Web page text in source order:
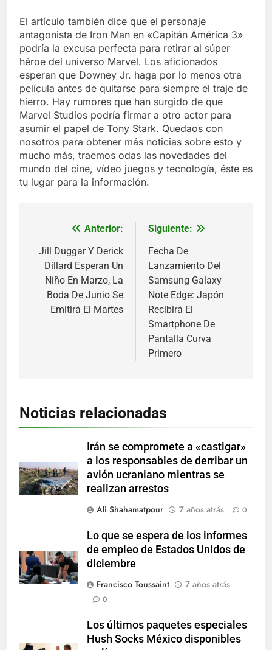
El artículo también dice que el personaje
antagonista de Iron Man en «Capitán América 3»
podría la excusa perfecta para retirar al súper
héroe del universo Marvel. Los aficionados
esperan que Downey Jr. haga por lo menos otra
película antes de quitarse para siempre el traje de
hierro. Hay rumores que han surgido de que
Marvel Studios podría firmar a otro actor para
asumir el papel de Tony Stark. Quedaos con
nosotros para obtener más noticias sobre esto y
mucho más, traemos odas las novedades del
mundo del cine, vídeo juegos y tecnología, éste es
tu lugar para la información.
Navegación
de
entradas
Anterior:
Jill Duggar Y Derick
Dillard Esperan Un
Niño En Marzo, La
Boda De Junio Se
Emitirá El Martes
Siguiente:
Fecha De
Lanzamiento Del
Samsung Galaxy
Note Edge: Japón
Recibirá El
Smartphone De
Pantalla Curva
Primero
Noticias relacionadas
Irán se compromete a «castigar»
a los responsables de derribar un
avión ucraniano mientras se
realizan arrestos
Ali Shahamatpour
7 años atrás 0
Lo que se espera de los informes
de empleo de Estados Unidos de
diciembre
Francisco Toussaint
7 años atrás
0
Los últimos paquetes especiales
Hush Socks México disponibles